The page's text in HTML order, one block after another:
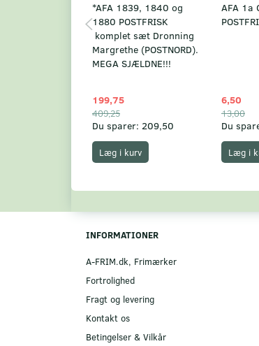
*AFA 1839, 1840 og
1880 POSTFRISK
komplet sæt Dronning
Margrethe (POSTNORD).
MEGA SJÆLDNE!!!
199,75
409,25
Du sparer: 209,50
Læg i kurv
AFA 1a
6,50
13,00
Du
Læg i
INFORMATIONER
A-FRIM.dk, Frimærker
Fortrolighed
Fragt og levering
Kontakt os
Betingelser & Vilkår